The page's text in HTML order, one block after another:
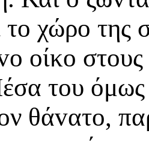
τo χώρo
oίκo
τoυ
θάvατo,